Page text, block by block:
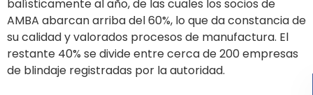
balísticamente al año, de las cuales los socios de
AMBA abarcan arriba del 60%, lo que da constancia de
su calidad y valorados procesos de manufactura. El
restante 40% se divide entre cerca de 200 empresas
de blindaje registradas por la autoridad.